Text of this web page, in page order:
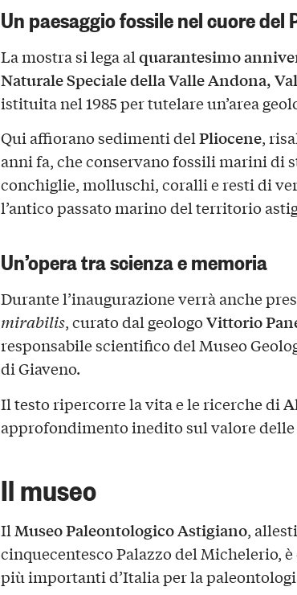
Un paesaggio fossile nel cuore del
La mostra si lega alquarantesimo
Naturale Speciale della Valle Andona,
istituita nel 1985 per tutelare un’area
Qui affiorano sedimenti delPliocene,
anni fa, che conservano fossili marini di
conchiglie, molluschi, coralli e resti di
l’antico passato marino del territorio
Un’opera tra scienza e memoria
Durante l’inaugurazione verrà anche
mirabilis, curato dal geologoVittorio
responsabile scientifico del Museo
di Giaveno.
Il testo ripercorre la vita e le ricerche di
approfondimento inedito sul valore delle
Il museo
IlMuseo Paleontologico Astigiano,
cinquecentesco Palazzo del Michelerio,
più importanti d’Italia per la